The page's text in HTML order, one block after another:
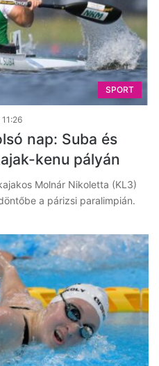
SPORT
nap: Suba és
kenu pályán
Molnár Nikoletta (KL3)
a párizsi paralimpián.